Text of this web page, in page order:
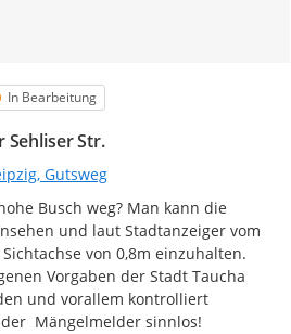
Status
In Bearbeitung
Sehliser Str.
Gutsweg
Busch weg? Man kann die
und laut Stadtanzeiger vom
von 0,8m einzuhalten.
Vorgaben der Stadt Taucha
und vorallem kontrolliert
Mängelmelder sinnlos!